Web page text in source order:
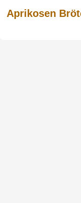
Aprikosen